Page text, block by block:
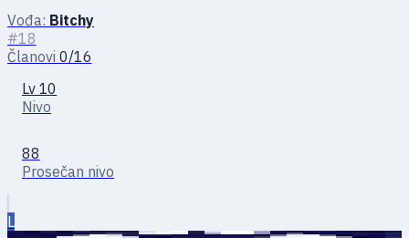
Vođa: Bitchy
#18
Članovi 0/16
Lv 10
Nivo
88
Prosečan nivo
L